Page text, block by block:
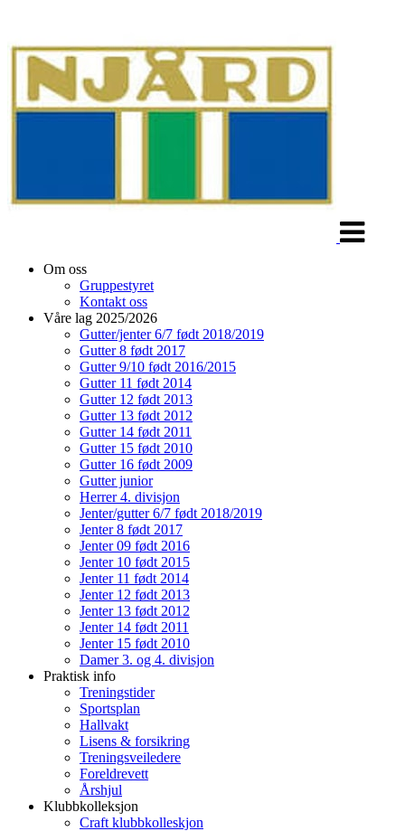
Om oss
Gruppestyret
Kontakt oss
Våre lag 2025/2026
Gutter/jenter 6/7 født 2018/2019
Gutter 8 født 2017
Gutter 9/10 født 2016/2015
Gutter 11 født 2014
Gutter 12 født 2013
Gutter 13 født 2012
Gutter 14 født 2011
Gutter 15 født 2010
Gutter 16 født 2009
Gutter junior
Herrer 4. divisjon
Jenter/gutter 6/7 født 2018/2019
Jenter 8 født 2017
Jenter 09 født 2016
Jenter 10 født 2015
Jenter 11 født 2014
Jenter 12 født 2013
Jenter 13 født 2012
Jenter 14 født 2011
Jenter 15 født 2010
Damer 3. og 4. divisjon
Praktisk info
Treningstider
Sportsplan
Hallvakt
Lisens & forsikring
Treningsveiledere
Foreldrevett
Årshjul
Klubbkolleksjon
Craft klubbkolleskjon